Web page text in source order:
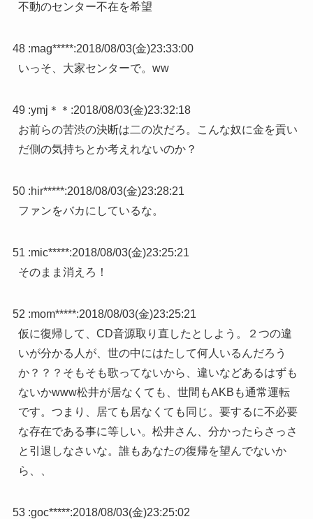
不動のセンター不在を希望
48 :mag*****:2018/08/03(金)23:33:00
いっそ、大家センターで。ww
49 :ymj＊＊ :2018/08/03(金)23:32:18
お前らの苦渋の決断は二の次だろ。こんな奴に金を貢い
だ側の気持ちとか考えれないのか？
50 :hir*****:2018/08/03(金)23:28:21
ファンをバカにしているな。
51 :mic*****:2018/08/03(金)23:25:21
そのまま消えろ！
52 :mom*****:2018/08/03(金)23:25:21
仮に復帰して、CD音源取り直したとしよう。２つの違
いが分かる人が、世の中にはたして何人いるんだろう
か？？？そもそも歌ってないから、違いなどあるはずも
ないかwww松井が居なくても、世間もAKBも通常運転
です。つまり、居ても居なくても同じ。要するに不必要
な存在である事に等しい。松井さん、分かったらさっさ
と引退しなさいな。誰もあなたの復帰を望んでないか
ら、、
53 :goc*****:2018/08/03(金)23:25:02